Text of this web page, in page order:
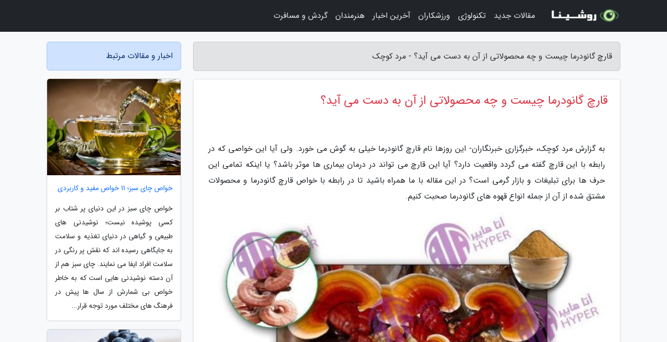
قارچ گانودرما چیست و چه محصولاتی از آن به دست می آید؟ - مرد کوچک
قارچ گانودرما چیست و چه محصولاتی از آن به دست می آید؟
به گزارش مرد کوچک، خبرگزاری خبرنگاران- این روزها نام قارچ گانودرما خیلی به گوش می خورد. ولی آیا این خواصی که در
رابطه با این قارچ گفته می گردد واقعیت دارد؟ آیا این قارچ می تواند در درمان بیماری ها موثر باشد؟ یا اینکه تمامی این
حرف ها برای تبلیغات و بازار گرمی است؟ در این مقاله با ما همراه باشید تا در رابطه با خواص قارچ گانودرما و محصولات
مشتق شده از آن از جمله انواع قهوه های گانودرما صحبت کنیم.
اخبار و مقالات مرتبط
خواص چای سبز؛ 11 خواص مفید و کاربردی
خواص چای سبز در این دنیای پر شتاب بر
کسی پوشیده نیست؛ نوشیدنی های
طبیعی و گیاهی در دنیای تغذیه و سلامت
به جایگاهی رسیده اند که نقش پر رنگی در
سلامت افراد ایفا می نمایند. چای سبز هم از
آن دسته نوشیدنی هایی است که به خاطر
خواص بی شمارش از سال ها پیش در
فرهنگ های مختلف مورد توجه قرار...
مقالات جدید تکنولوژی ورزشکاران آخرین اخبار هنرمندان گردش و مسافرت